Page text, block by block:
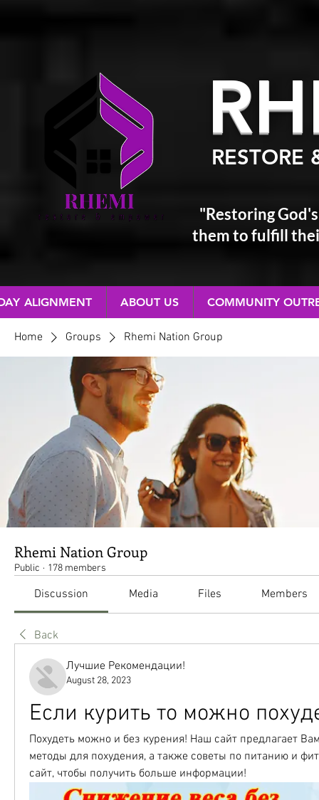
RESTORE
"Restoring
themto fulfill
RESTORE & EMPOWER
ALIGNMENT ABOUT US COMMUNITY
Home Groups Rhemi Nation Group
Rhemi Nation Group
Public · 178 members
Discussion Media Files Members
Back
Лучшие Рекомендации!
August 28, 2023
Если курить то можно
Похудеть можно и без курения! Наш сайт предлагает
методы для похудения, а также советы по питанию и
сайт, чтобы получить больше информации!